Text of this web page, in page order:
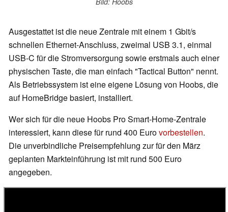
Ausgestattet ist die neue Zentrale mit einem 1 Gbit/s
schnellen Ethernet-Anschluss, zweimal USB 3.1, einmal
USB-C für die Stromversorgung sowie erstmals auch einer
physischen Taste, die man einfach "Tactical Button" nennt.
Als Betriebssystem ist eine eigene Lösung von Hoobs, die
auf HomeBridge basiert, installiert.
Wer sich für die neue Hoobs Pro Smart-Home-Zentrale
interessiert, kann diese für rund 400 Eurovorbestellen.
Die unverbindliche Preisempfehlung zur für den März
geplanten Markteinführung ist mit rund 500 Euro
angegeben.